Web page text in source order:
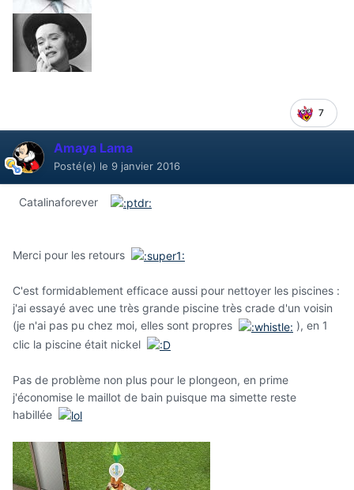
7
Amaya Lama
Posté(e) le 9 janvier 2016
Catalinaforever
Merci pour les retours
C'est formidablement efficace aussi pour nettoyer les piscines :
j'ai essayé avec une très grande piscine très crade d'un voisin
(je n'ai pas pu chez moi, elles sont propres
), en 1
clic la piscine était nickel
Pas de problème non plus pour le plongeon, en prime
j'économise le maillot de bain puisque ma simette reste
habillée